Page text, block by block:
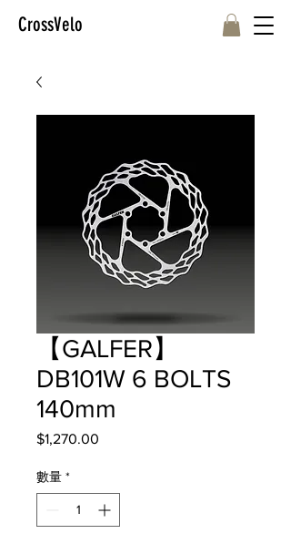
CrossVelo
【GALFER】
DB101W 6 BOLTS
140mm
$1,270.00
數量 *